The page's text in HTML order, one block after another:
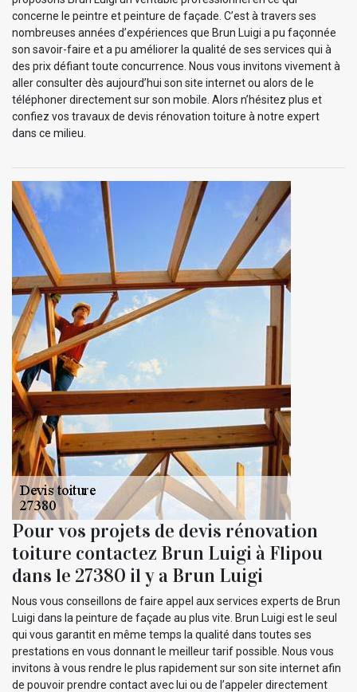
concerne le peintre et peinture de façade. C’est à travers ses
nombreuses années d’expériences que Brun Luigi a pu façonnée
son savoir-faire et a pu améliorer la qualité de ses services qui à
des prix défiant toute concurrence. Nous vous invitons vivement à
aller consulter dès aujourd’hui son site internet ou alors de le
téléphoner directement sur son mobile. Alors n’hésitez plus et
confiez vos travaux de devis rénovation toiture à notre expert
dans ce milieu.
Pour vos projets de devis rénovation
toiture contactez Brun Luigi à Flipou
dans le 27380 il y a Brun Luigi
Nous vous conseillons de faire appel aux services experts de Brun
Luigi dans la peinture de façade au plus vite. Brun Luigi est le seul
qui vous garantit en même temps la qualité dans toutes ses
prestations en vous donnant le meilleur tarif possible. Nous vous
invitons à vous rendre le plus rapidement sur son site internet afin
de pouvoir prendre contact avec lui ou de l’appeler directement